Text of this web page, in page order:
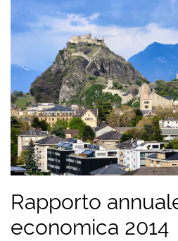
Rapporto
economica 2014